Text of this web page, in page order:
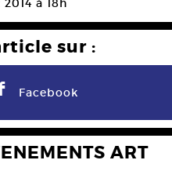
sur :
Facebook
ART